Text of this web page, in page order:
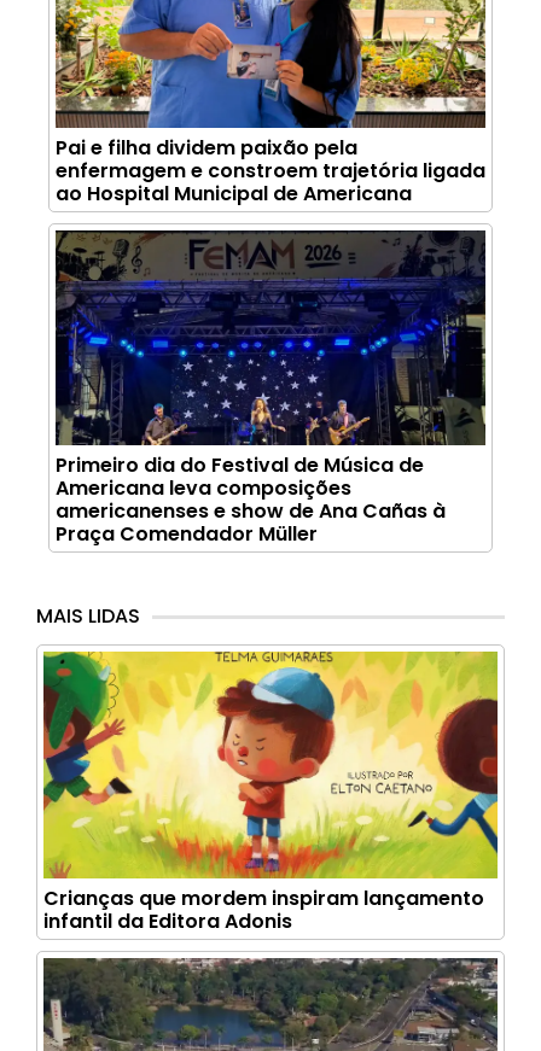
Pai e filha dividem paixão pela
enfermagem e constroem trajetória ligada
ao Hospital Municipal de Americana
Primeiro dia do Festival de Música de
Americana leva composições
americanenses e show de Ana Cañas à
Praça Comendador Müller
MAIS LIDAS
Crianças que mordem inspiram lançamento
infantil da Editora Adonis